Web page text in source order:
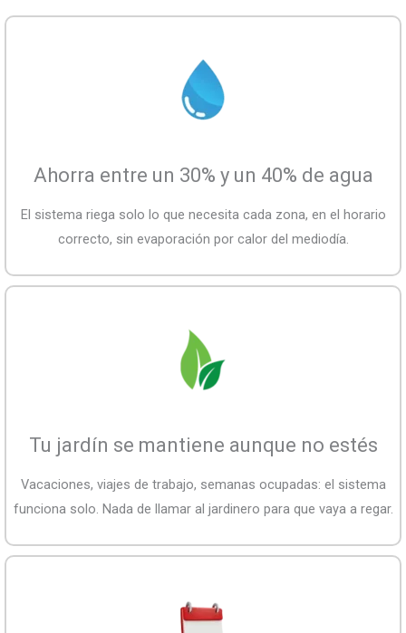
Ahorra entre un 30% y un 40% de agua
El sistema riega solo lo que necesita cada zona, en el horario
correcto, sin evaporación por calor del mediodía.
Tu jardín se mantiene aunque no estés
Vacaciones, viajes de trabajo, semanas ocupadas: el sistema
funciona solo. Nada de llamar al jardinero para que vaya a regar.